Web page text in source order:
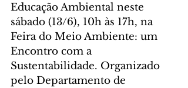
Educação Ambiental neste
sábado (13/6), 10h às 17h, na
Feira do Meio Ambiente: um
Encontro com a
Sustentabilidade. Organizado
pelo Departamento de